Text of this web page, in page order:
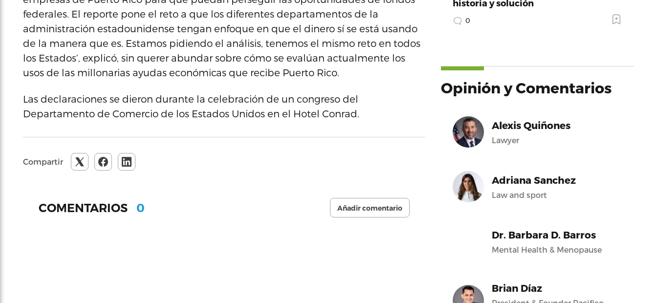
federales. El reporte pone el reto a que los diferentes departamentos de la
administración estadounidense tengan enfoque en que el dinero sí se está usando
de la manera que es. Estamos pidiendo el análisis, tenemos el mismo reto en todos
los Estados’, explicó, sin querer abundar sobre cómo se evalúan actualmente los
usos de las millonarias ayudas económicas que recibe Puerto Rico.
Las declaraciones se dieron durante la celebración de un congreso del
Departamento de Comercio de los Estados Unidos en el Hotel Conrad.
Compartir
COMENTARIOS 0 Añadir comentario
historia y solución
0
Opinión y Comentarios
Alexis Quiñones
Lawyer
Adriana Sanchez
Law and sport
Dr. Barbara D. Barros
Mental Health & Menopause
Brian Díaz